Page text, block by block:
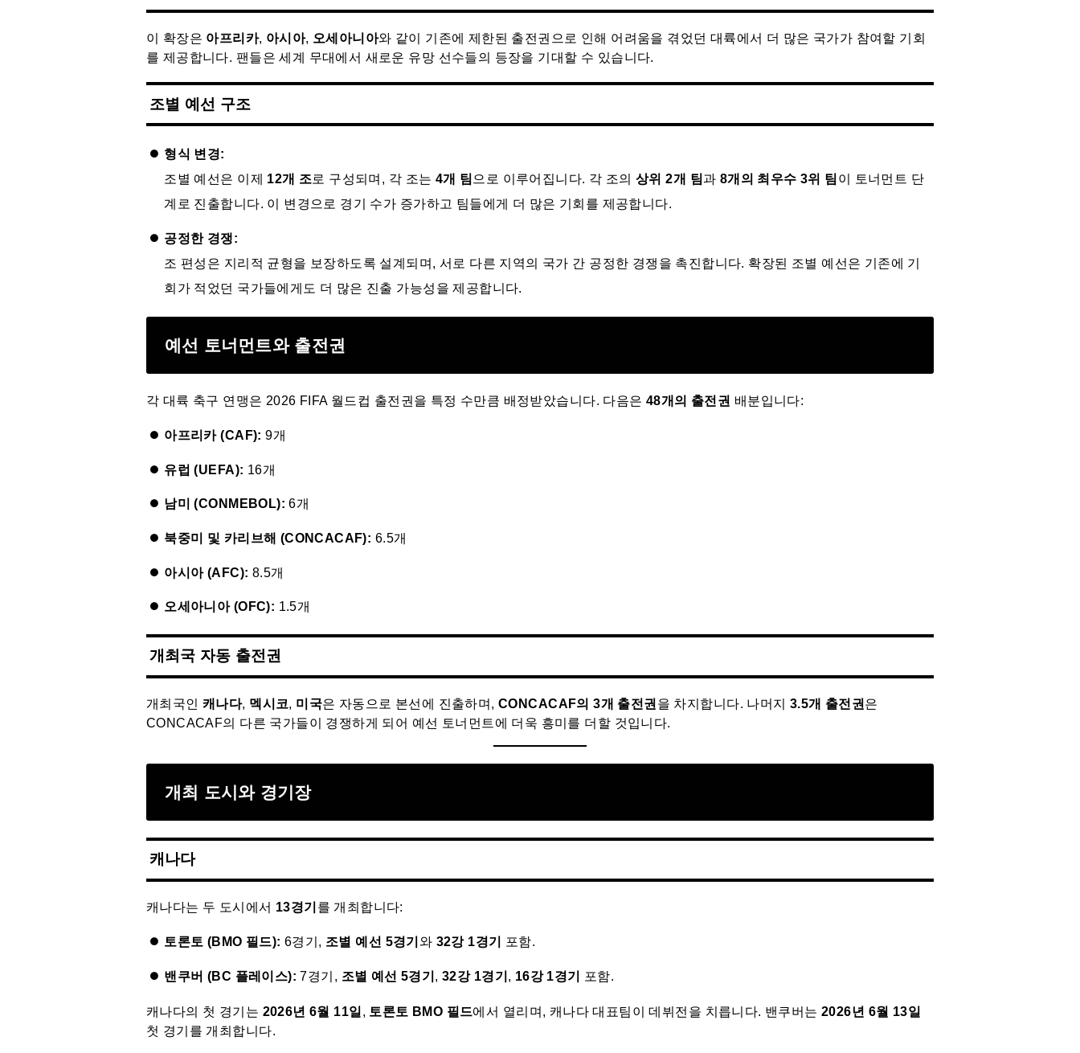
이 확장은 아프리카, 아시아, 오세아니아와 같이 기존에 제한된 출전권으로 인해 어려움을 겪었던 대륙에서 더 많은 국가가 참여할 기회
를 제공합니다. 팬들은 세계 무대에서 새로운 유망 선수들의 등장을 기대할 수 있습니다.
조별 예선 구조
형식 변경:
조별 예선은 이제 12개 조로 구성되며, 각 조는 4개 팀 으로 이루어집니다. 각 조의상위 2개 팀과 8개의 최우수 3위 팀 이 토너먼트 단
계로 진출합니다. 이 변경으로 경기 수가 증가하고 팀들에게 더 많은 기회를 제공합니다.
공정한 경쟁:
조 편성은 지리적 균형을 보장하도록 설계되며, 서로 다른 지역의 국가 간 공정한 경쟁을 촉진합니다. 확장된 조별 예선은 기존에 기
회가 적었던 국가들에게도 더 많은 진출 가능성을 제공합니다.
예선 토너먼트와 출전권
각 대륙 축구 연맹은 2026 FIFA 월드컵 출전권을 특정 수만큼 배정받았습니다. 다음은48개의 출전권 배분입니다:
아프리카 (CAF): 9개
유럽 (UEFA): 16개
남미 (CONMEBOL): 6개
북중미 및 카리브해 (CONCACAF): 6.5개
아시아 (AFC): 8.5개
오세아니아 (OFC): 1.5개
개최국 자동 출전권
개최국인캐나다, 멕시코, 미국은 자동으로 본선에 진출하며,CONCACAF의 3개 출전권 을 차지합니다. 나머지3.5개 출전권은
CONCACAF의 다른 국가들이 경쟁하게 되어 예선 토너먼트에 더욱 흥미를 더할 것입니다.
개최 도시와 경기장
캐나다
캐나다는 두 도시에서 13경기 를 개최합니다:
토론토 (BMO 필드): 6경기, 조별 예선 5경기와 32강 1경기 포함.
밴쿠버 (BC 플레이스): 7경기, 조별 예선 5경기 ,32강 1경기 16강 1경기 포함.
캐나다의 첫 경기는 2026년 6월 11일 , 토론토 BMO 필드에서 열리며, 캐나다 대표팀이 데뷔전을 치릅니다. 밴쿠버는2026년 6월 13일
첫 경기를 개최합니다.